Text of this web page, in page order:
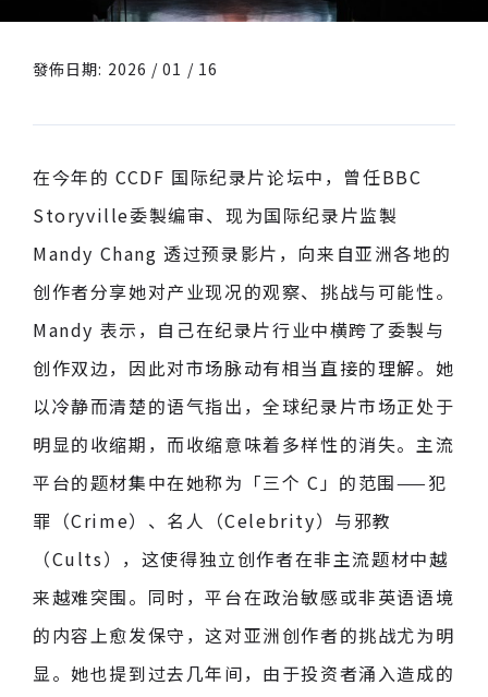
發佈日期: 2026 / 01 / 16
在今年的 CCDF 国际纪录片论坛中，曾任BBC
Storyville委製编审、现为国际纪录片监製
Mandy Chang 透过预录影片，向来自亚洲各地的
创作者分享她对产业现况的观察、挑战与可能性。
Mandy 表示，自己在纪录片行业中横跨了委製与
创作双边，因此对市场脉动有相当直接的理解。她
以冷静而清楚的语气指出，全球纪录片市场正处于
明显的收缩期，而收缩意味着多样性的消失。主流
平台的题材集中在她称为「三个 C」的范围——犯
罪（Crime）、名人（Celebrity）与邪教
（Cults），这使得独立创作者在非主流题材中越
来越难突围。同时，平台在政治敏感或非英语语境
的内容上愈发保守，这对亚洲创作者的挑战尤为明
显。她也提到过去几年间，由于投资者涌入造成的